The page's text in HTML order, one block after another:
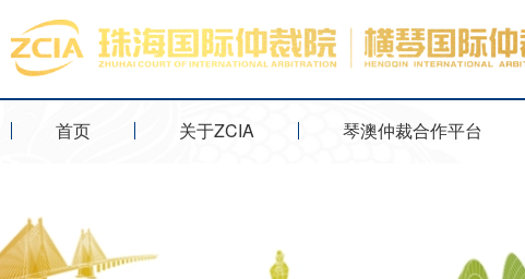
首页 关于ZCIA 琴澳仲裁合作平台